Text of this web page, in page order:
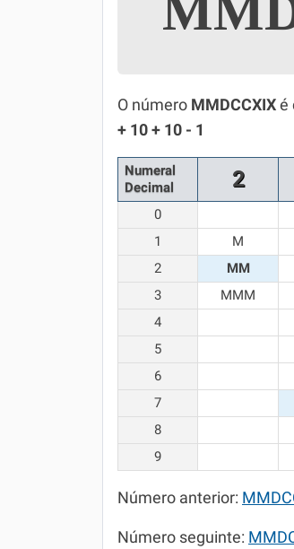
Todos os Exercícios
O número MMDCCXIX é
+ 10 + 10 - 1
Numeral
Decimal
2
0
1
M
2
MM
3
MMM
4
5
6
7
8
9
Número anterior:
Número seguinte: